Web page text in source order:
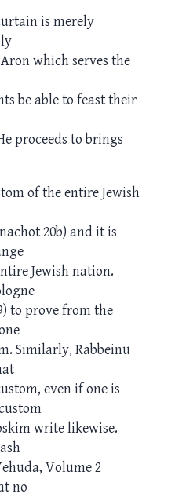
is merely
which serves the
be able to feast their
proceeds to brings
of the entire Jewish
20b) and it is
Jewish nation.
to prove from the
Similarly, Rabbeinu
even if one is
write likewise.
Volume 2
no